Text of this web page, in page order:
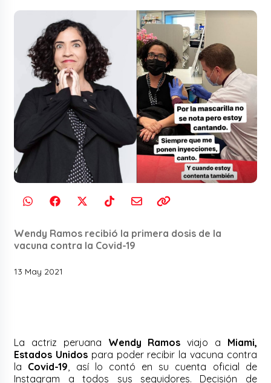
Wendy Ramos recibió la primera dosis de la
vacuna contra la Covid-19
13 May 2021
La actriz peruana Wendy Ramos viajo a Miami,
Estados Unidos para poder recibir la vacuna contra
la Covid-19 , así lo contó en su cuenta oficial de
Instagram a todos sus seguidores. Decisión de